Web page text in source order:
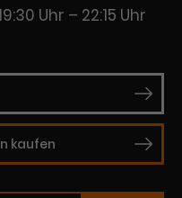
Uhr – 22:15 Uhr
kaufen